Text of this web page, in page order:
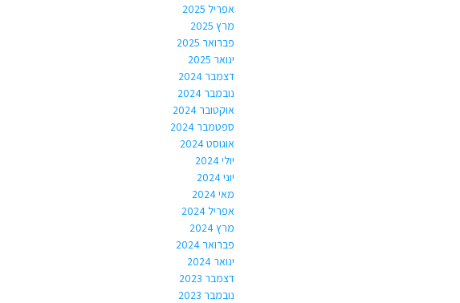
אפריל 2025
מרץ 2025
פברואר 2025
ינואר 2025
דצמבר 2024
נובמבר 2024
אוקטובר 2024
ספטמבר 2024
אוגוסט 2024
יולי 2024
יוני 2024
מאי 2024
אפריל 2024
מרץ 2024
פברואר 2024
ינואר 2024
דצמבר 2023
נובמבר 2023